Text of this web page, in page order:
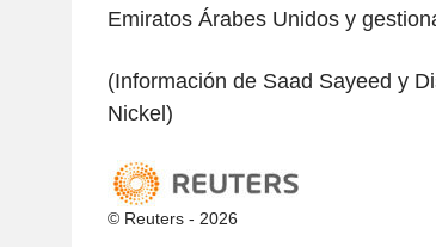
Emiratos Árabes Unidos y
(Información de Saad Sayeed y
Nickel)
© Reuters - 2026